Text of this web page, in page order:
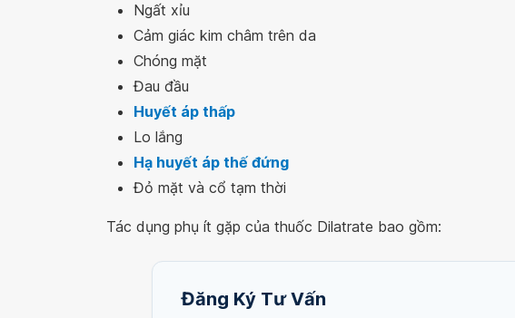
Ngất xỉu
Cảm giác kim châm trên da
Chóng mặt
Đau đầu
Huyết áp thấp
Lo lắng
Hạ huyết áp thế đứng
Đỏ mặt và cổ tạm thời
Tác dụng phụ ít gặp của thuốc Dilatrate bao gồm:
Đăng Ký Tư Vấn